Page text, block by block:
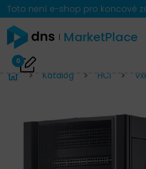
Toto není e-shop pro koncové
MarketPlace
0
Katalog HCI